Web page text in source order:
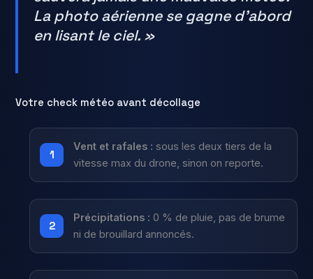
La photo aérienne se gagne d’abord
en lisant le ciel. »
Votre check météo avant décollage
Vent et rafales : sous les deux tiers de la
vitesse max du drone, sinon on reporte.
Précipitations : 0 % de pluie, pas de brume
ni de brouillard annoncés.